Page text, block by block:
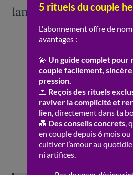
langages dans la vie de
Paroles valorisantes
:
Services rendus:
prendre une tâche à sa
Cadeaux: Offrir un petit
sans occasion
Moments de qualité:
une soirée sans
Contact physique:
une étreinte en rentrant à